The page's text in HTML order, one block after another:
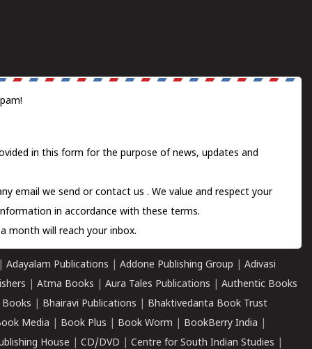
in this form for the purpose of news, updates and
email we send orcontact us . We value and respect your
in accordance with these terms.
month will reach your inbox.
Adayalam Publications Addone Publishing Group
Adivasi
Atma Books Aura Tales Publications
Authentic Books
Books Bhairavi Publications
Bhaktivedanta Book Trust
Media Book Plus Book Worm BookBerry India
House CD/DVD Centre for South Indian Studies